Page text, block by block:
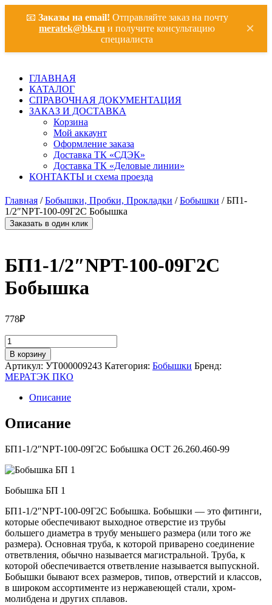
📧 Заказы на email! Отправляйте заказ на почту
meratek@bk.ru и получите консультацию
специалиста
×
ГЛАВНАЯ
КАТАЛОГ
СПРАВОЧНАЯ ДОКУМЕНТАЦИЯ
ЗАКАЗ И ДОСТАВКА
Корзина
Мой аккаунт
Оформление заказа
Доставка ТК «СДЭК»
Доставка ТК «Деловые линии»
КОНТАКТЫ и схема проезда
Главная /Бобышки, Пробки, Прокладки /Бобышки / БП1-
1/2″NPT-100-09Г2С Бобышка
Заказать в один клик
БП1-1/2″NPT-100-09Г2С
Бобышка
778₽
Количество
товара
БП1-
1/2"NPT-
100-
09Г2С
Бобышка
В корзину
Артикул: УТ000009243 Категория: Бобышки Бренд:
МЕРАТЭК ПКО
Описание
Описание
БП1-1/2″NPT-100-09Г2С Бобышка ОСТ 26.260.460-99
Бобышка БП 1
БП1-1/2″NPT-100-09Г2С Бобышка. Бобышки — это фитинги,
которые обеспечивают выходное отверстие из трубы
большего диаметра в трубу меньшего размера (или того же
размера). Основная труба, к которой приварено соединение
ответвления, обычно называется магистральной. Труба, к
которой обеспечивается ответвление называется выпускной.
Бобышки бывают всех размеров, типов, отверстий и классов,
в широком ассортименте из нержавеющей стали, хром-
молибдена и других сплавов.